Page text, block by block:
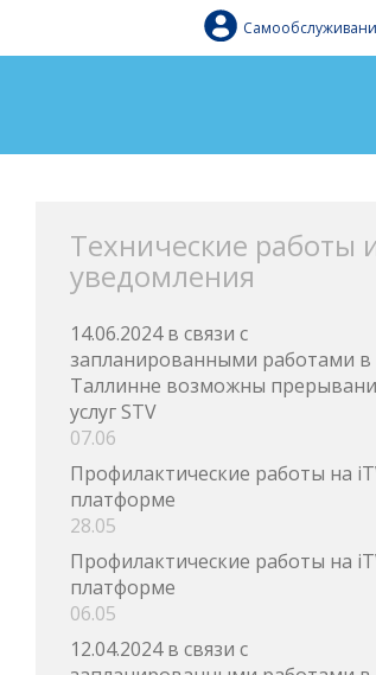
Технические работы
уведомления
14.06.2024 в связи с
запланированными работами в
Таллинне возможны
услуг STV
07.06
Профилактические работы на
платформе
28.05
Профилактические работы на
платформе
06.05
12.04.2024 в связи с